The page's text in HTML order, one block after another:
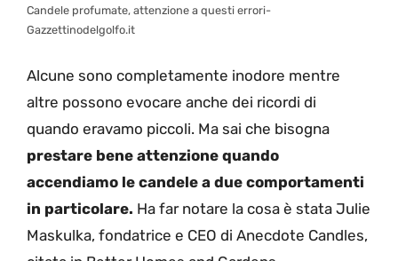
Candele profumate, attenzione a questi errori-
Gazzettinodelgolfo.it
Alcune sono completamente inodore mentre
altre possono evocare anche dei ricordi di
quando eravamo piccoli. Ma sai che bisogna
prestare bene attenzione quando
accendiamo le candele a due comportamenti
in particolare. Ha far notare la cosa è stata Julie
Maskulka, fondatrice e CEO di Anecdote Candles,